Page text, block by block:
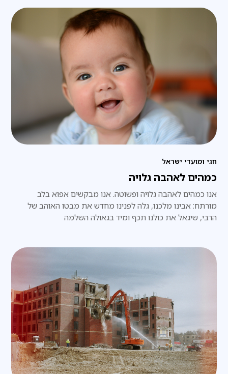
חגי ומועדי ישראל
כמהים לאהבה גלויה
אנו כמהים לאהבה גלויה ופשוטה. אנו מבקשים אפוא בלב
מורתח: אבינו מלכנו, גלה לפנינו מחדש את מבטו האוהב של
הרבי, שיגאל את כולנו תכף ומיד בגאולה השלמה